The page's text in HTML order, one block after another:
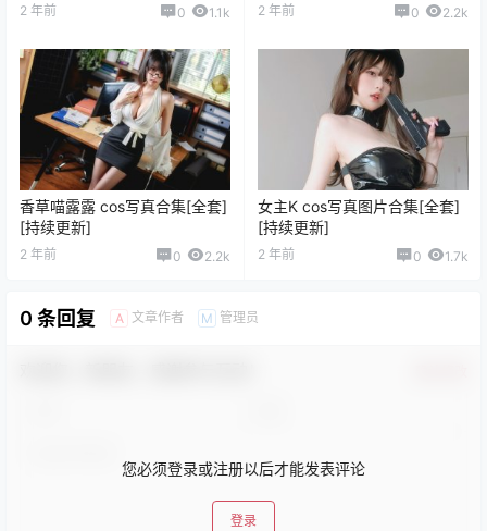
2 年前 0 1.1k 2 年前 0 2.2k
香草喵露露 cos写真合集[全套]
[持续更新]
2 年前 0 2.2k
女主K cos写真图片合集[全套]
[持续更新]
2 年前 0 1.7k
0 条回复 A 文章作者 M 管理员
您必须登录或注册以后才能发表评论
登录